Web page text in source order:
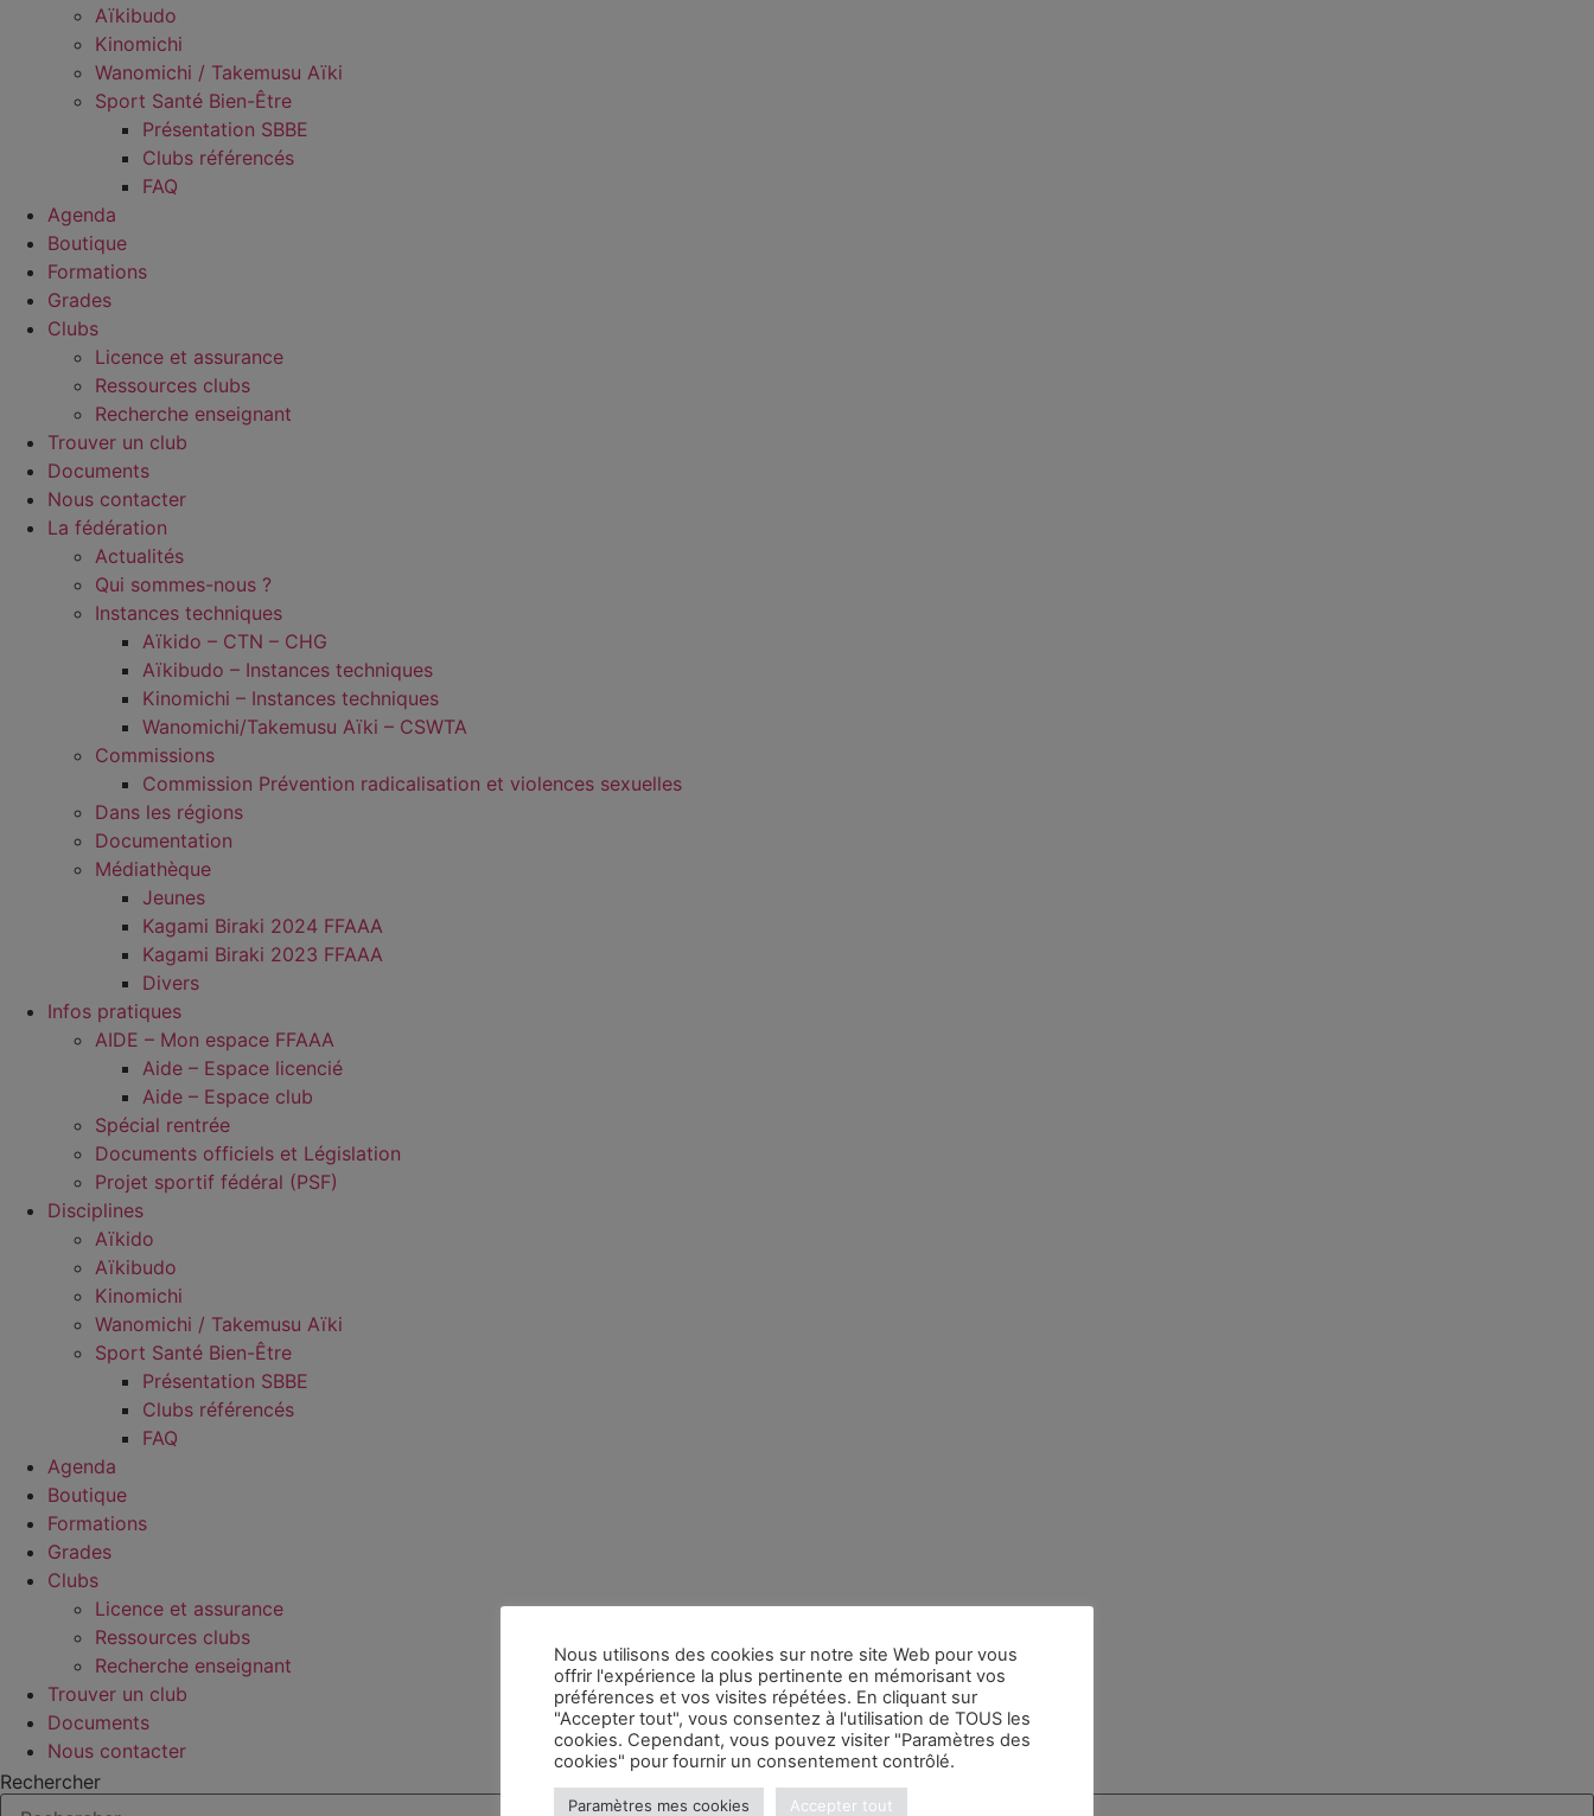
Aïkibudo
Kinomichi
Wanomichi / Takemusu Aïki
Sport Santé Bien-Être
Présentation SBBE
Clubs référencés
FAQ
Agenda
Boutique
Formations
Grades
Clubs
Licence et assurance
Ressources clubs
Recherche enseignant
Trouver un club
Documents
Nous contacter
La fédération
Actualités
Qui sommes-nous ?
Instances techniques
Aïkido – CTN – CHG
Aïkibudo – Instances techniques
Kinomichi – Instances techniques
Wanomichi/Takemusu Aïki – CSWTA
Commissions
Commission Prévention radicalisation et violences sexuelles
Dans les régions
Documentation
Médiathèque
Jeunes
Kagami Biraki 2024 FFAAA
Kagami Biraki 2023 FFAAA
Divers
Infos pratiques
AIDE – Mon espace FFAAA
Aide – Espace licencié
Aide – Espace club
Spécial rentrée
Documents officiels et Législation
Projet sportif fédéral (PSF)
Disciplines
Aïkido
Aïkibudo
Kinomichi
Wanomichi / Takemusu Aïki
Sport Santé Bien-Être
Présentation SBBE
Clubs référencés
FAQ
Agenda
Boutique
Formations
Grades
Clubs
Licence et assurance
Ressources clubs
Recherche enseignant
Trouver un club
Documents
Nous contacter
Rechercher
Nous utilisons des cookies sur notre site Web pour vous
offrir l'expérience la plus pertinente en mémorisant vos
préférences et vos visites répétées. En cliquant sur
"Accepter tout", vous consentez à l'utilisation de TOUS les
cookies. Cependant, vous pouvez visiter "Paramètres des
cookies" pour fournir un consentement contrôlé.
Paramètres mes cookies Accepter tout